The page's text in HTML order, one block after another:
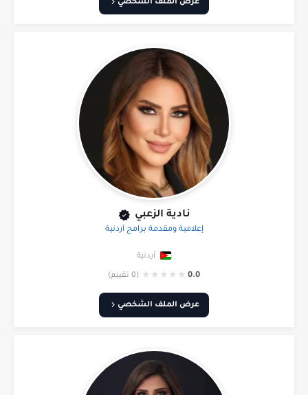
عرض الملف الشخصي
نادية الزعبي
إعلامية ومقدمة برامج أردنية
أردنية
0.0
★
★
★
★
★ (0 تقييم)
عرض الملف الشخصي